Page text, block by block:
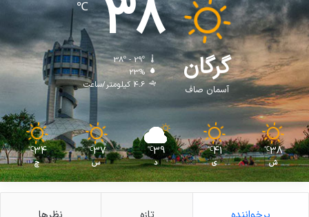
گرگان
آسمان صاف
38
℃
38º - 29º
23%
4.6 کیلومتر/ساعت
38
℃
ش
41
℃
ی
39
℃
د
37
℃
س
34
℃
چ